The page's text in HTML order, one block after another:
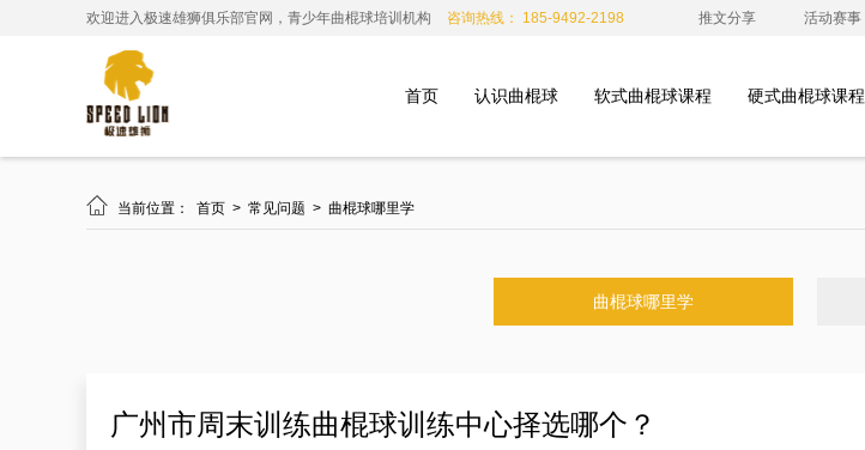
欢迎进入极速雄狮俱乐部官网，青少年曲棍球培训机构 咨询热线： 185-9492-2198 推文分享 活动赛事
首页 认识曲棍球 软式曲棍球课程 硬式曲棍球课程
 当前位置： 首页 > 常见问题 > 曲棍球哪里学
曲棍球哪里学
广州市周末训练曲棍球训练中心择选哪个？